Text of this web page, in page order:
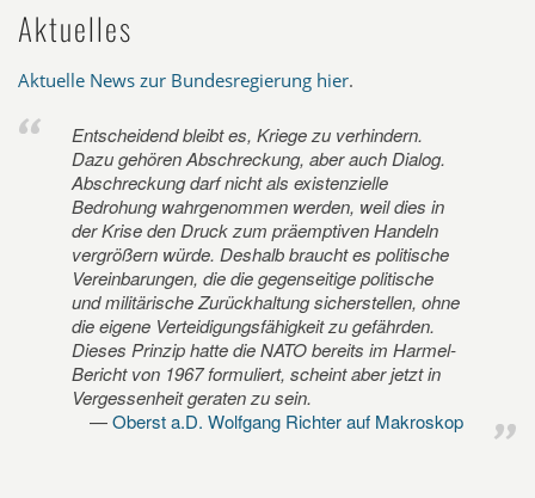
Aktuelles
Aktuelle News zur Bundesregierung hier.
Entscheidend bleibt es, Kriege zu verhindern.
Dazu gehören Abschreckung, aber auch Dialog.
Abschreckung darf nicht als existenzielle
Bedrohung wahrgenommen werden, weil dies in
der Krise den Druck zum präemptiven Handeln
vergrößern würde. Deshalb braucht es politische
Vereinbarungen, die die gegenseitige politische
und militärische Zurückhaltung sicherstellen, ohne
die eigene Verteidigungsfähigkeit zu gefährden.
Dieses Prinzip hatte die NATO bereits im Harmel-
Bericht von 1967 formuliert, scheint aber jetzt in
Vergessenheit geraten zu sein.
Oberst a.D. Wolfgang Richter auf Makroskop